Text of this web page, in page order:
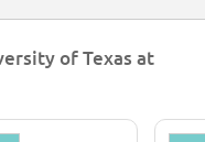
of Texas at